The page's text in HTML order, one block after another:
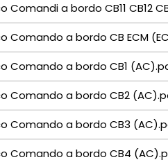
Comandi a bordo CB11 CB12
Comando a bordo CB ECM
Comando a bordo CB1
Comando a bordo CB2
Comando a bordo CB3
Comando a bordo CB4